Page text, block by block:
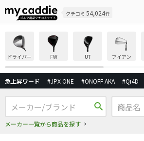
クチコミ 54,024件
ドライバー FW UT アイアン
急上昇ワード #JPX ONE #ONOFF AKA #Qi4D
search
メーカー一覧から商品を探す